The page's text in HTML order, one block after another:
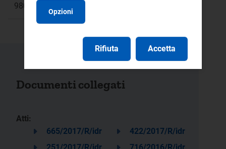
980
Documenti collegati
Atti:
665/2017/R/idr
422/2017/R/idr
Opzioni
Rifiuta Accetta